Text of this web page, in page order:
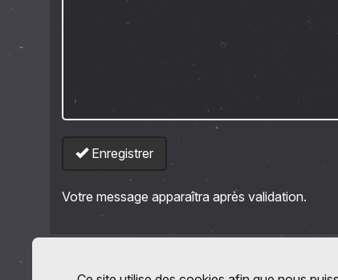
Enregistrer
Votre message apparaîtra après validation.